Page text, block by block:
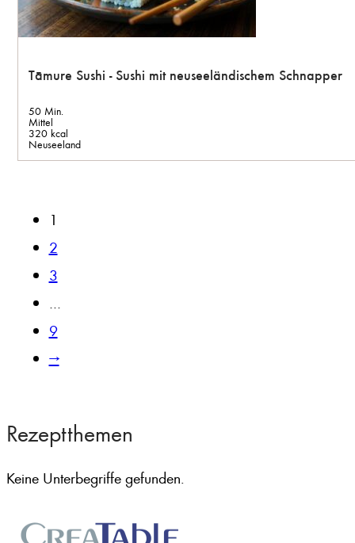
Tāmure Sushi - Sushi mit neuseeländischem Schnapper
50 Min.
Mittel
320 kcal
Neuseeland
1
2
3
…
9
→
Rezeptthemen
Keine Unterbegriffe gefunden.